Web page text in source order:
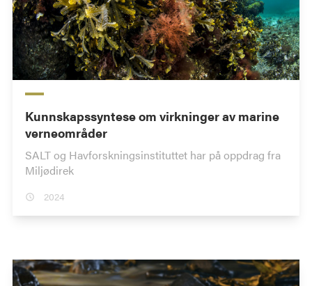
Kunnskapssyntese om virkninger av marine
verneområder
SALT og Havforskningsinstituttet har på oppdrag fra
Miljødirek
2024